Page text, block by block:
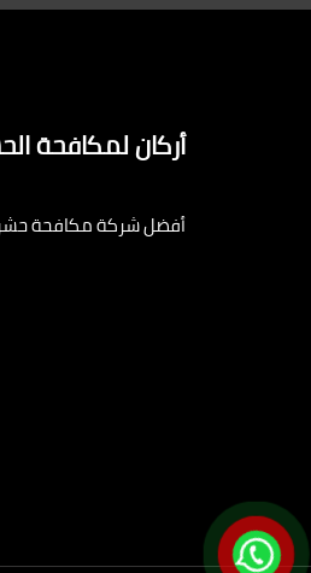
أركان لمكافحة
أفضل شركة مكافحة